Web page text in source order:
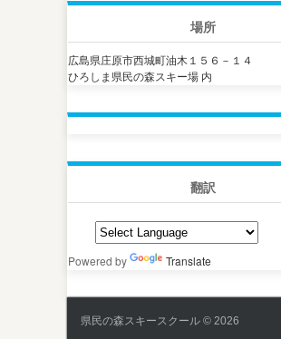
場所
広島県庄原市西城町油木１５６－１４
ひろしま県民の森スキー場 内
翻訳
Powered by Translate
県民の森スキースクール © 2026